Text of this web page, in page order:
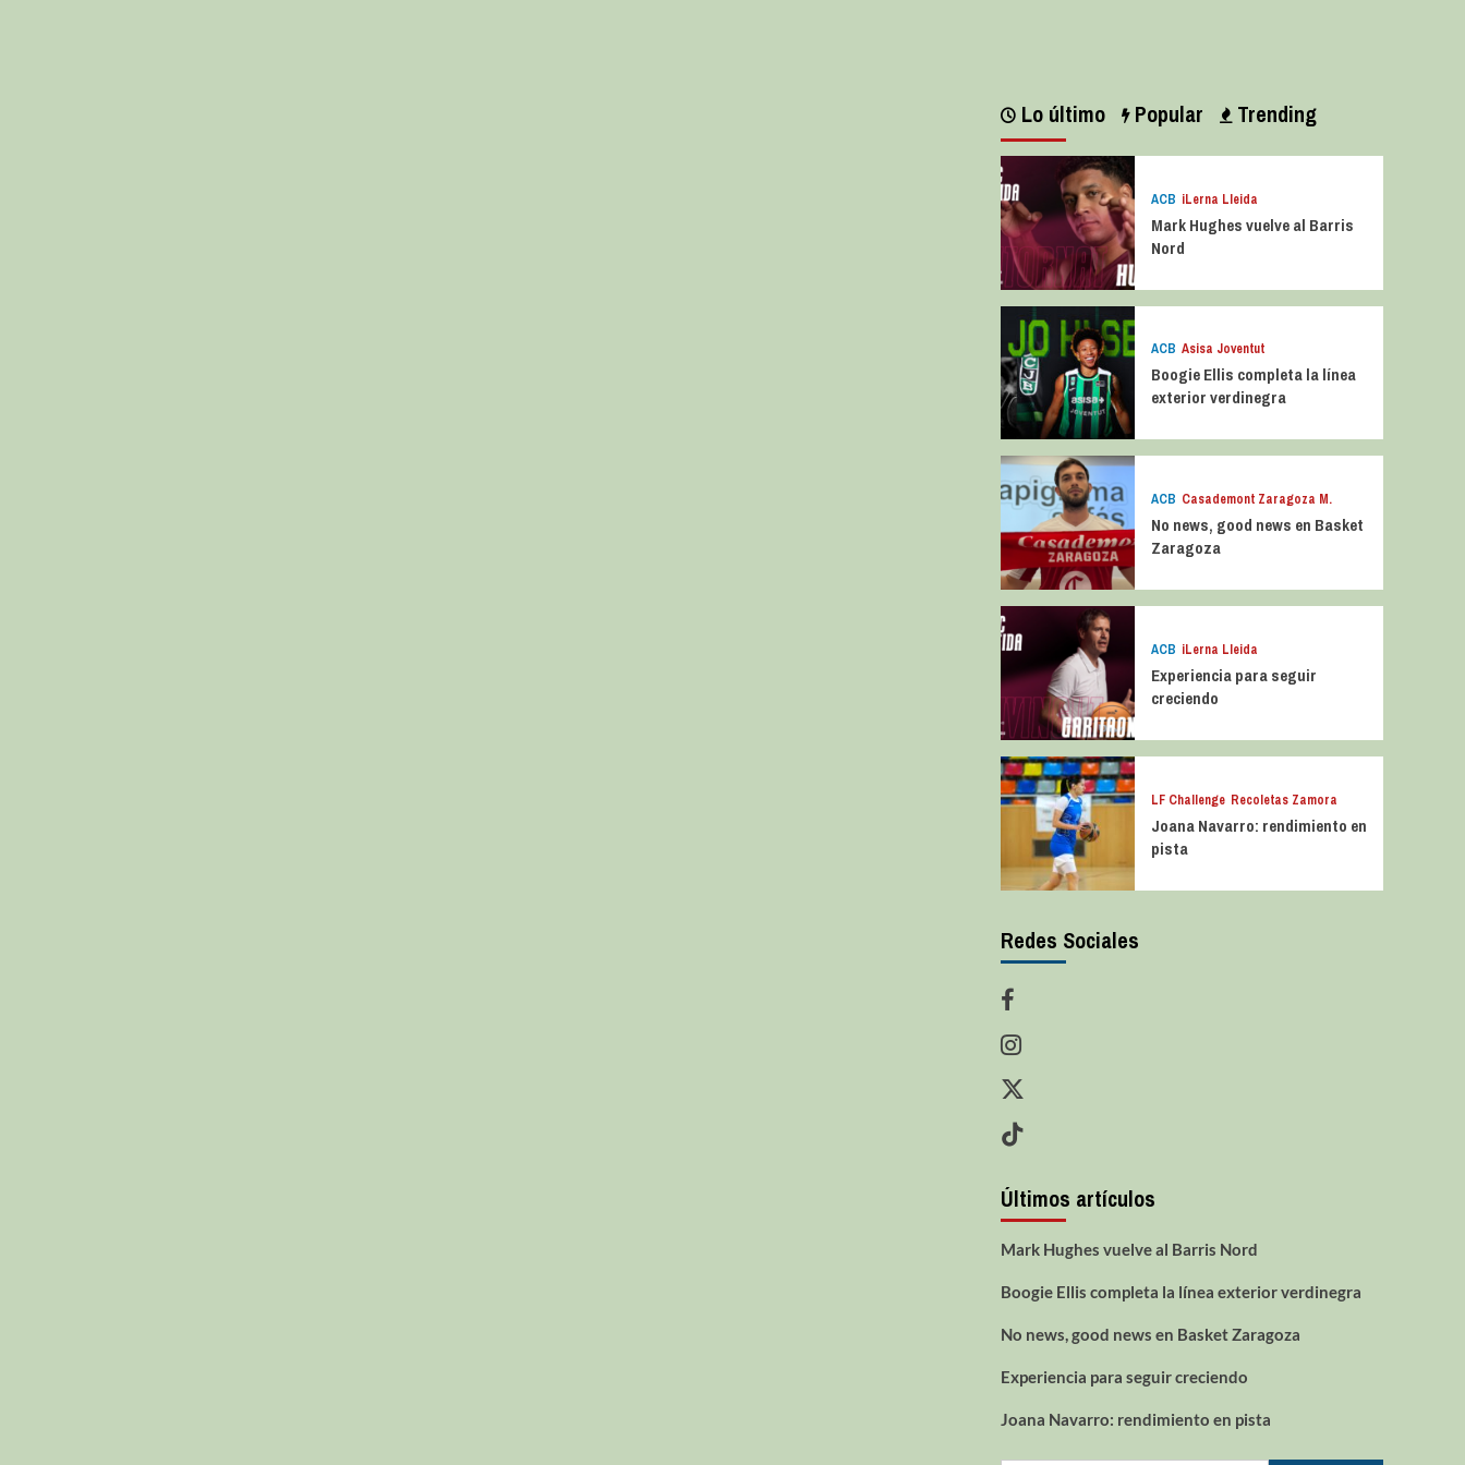
Lo último Popular Trending
ACB iLerna Lleida
Mark Hughes vuelve al Barris
Nord
ACB Asisa Joventut
Boogie Ellis completa la línea
exterior verdinegra
ACB Casademont Zaragoza M.
No news, good news en Basket
Zaragoza
ACB iLerna Lleida
Experiencia para seguir
creciendo
LF Challenge Recoletas Zamora
Joana Navarro: rendimiento en
pista
Redes Sociales
Últimos artículos
Mark Hughes vuelve al Barris Nord
Boogie Ellis completa la línea exterior verdinegra
No news, good news en Basket Zaragoza
Experiencia para seguir creciendo
Joana Navarro: rendimiento en pista